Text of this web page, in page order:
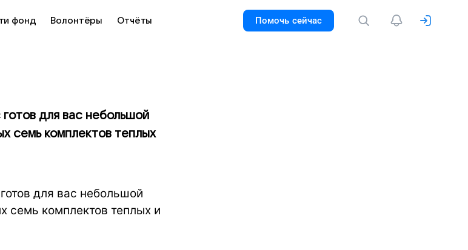
фонд Волонтёры Отчёты Помочь сейчас
для вас небольшой
семь комплектов теплых
для вас небольшой
семь комплектов теплых и